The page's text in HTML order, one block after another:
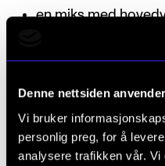
Denne nettsiden
Vi bruker
personlig preg, for å
analysere trafikken vår.
en miks med
en mikseoppgave
andre effekter
en mikseoppgave
kvalifisering og